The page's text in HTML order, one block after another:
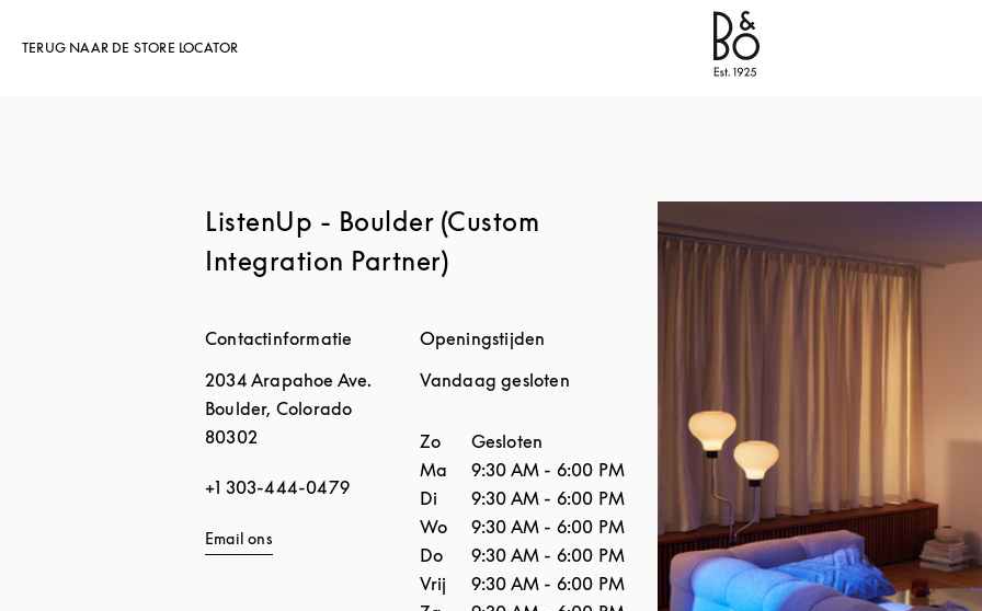
TERUG NAAR DE STORE LOCATOR
Bang & Olufsen - Exist to Create
ListenUp - Boulder (Custom
Integration Partner)
Contactinformatie
2034 Arapahoe Ave.
Boulder, Colorado
80302
+1 303-444-0479
Email ons
Openingstijden
Vandaag gesloten
Dag van de week
Zo
Gesloten
Ma
9:30 AM - 6:00 PM
Di
9:30 AM - 6:00 PM
Wo
9:30 AM - 6:00 PM
Do
9:30 AM - 6:00 PM
Vrij
9:30 AM - 6:00 PM